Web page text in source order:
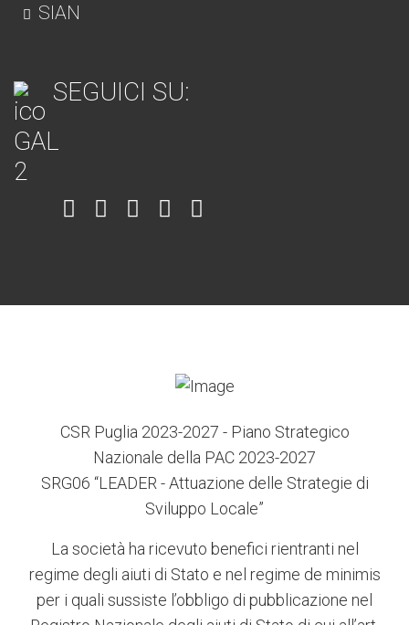
SIAN
SEGUICI SU:
Item Item Item Item
CSR Puglia 2023-2027 - Piano Strategico
Nazionale della PAC 2023-2027
SRG06 “LEADER - Attuazione delle Strategie di
Sviluppo Locale”
La società ha ricevuto benefici rientranti nel
regime degli aiuti di Stato e nel regime de minimis
per i quali sussiste l’obbligo di pubblicazione nel